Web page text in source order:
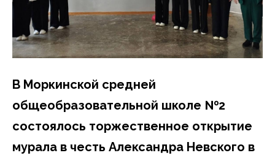
В Моркинской средней
общеобразовательной школе №2
состоялось торжественное открытие
мурала в честь Александра Невского в